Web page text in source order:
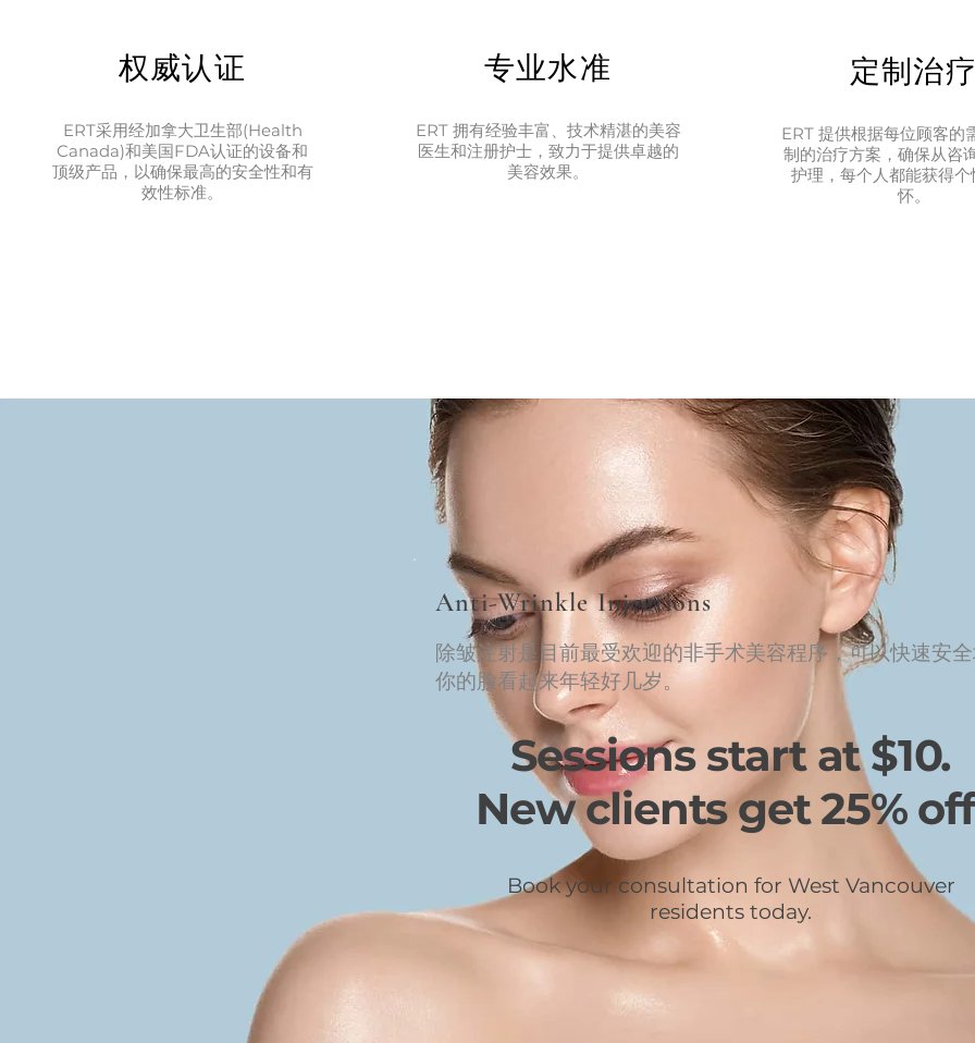
权威认证
ERT采用经加拿大卫生部(Health
Canada)和美国FDA认证的设备和
顶级产品，以确保最高的安全性和有
效性标准。
专业水准
ERT 拥有经验丰富、技术精湛的美容
医生和注册护士，致力于提供卓越的
美容效果。
定制治
ERT 提供根据每位顾客的
制的治疗方案，确保从咨
护理，每个人都能获得
怀。
Anti-Wrinkle Injections
除皱注射是目前最受欢迎的非手术美容程序，可以快速安
你的脸看起来年轻好几岁。
Sessions start at $10.
New clients get 25%
Book your consultation for West Vancouver
residents today.